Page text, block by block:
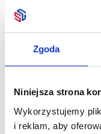
Zgoda
Niniejsza strona
Wykorzystujemy
i reklam, aby
5-częściowy zestaw
89,74 zł netto